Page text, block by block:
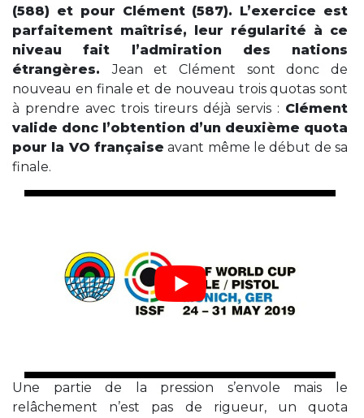
(588) et pour Clément (587). L’exercice est
parfaitement maîtrisé, leur régularité à ce
niveau fait l’admiration des nations
étrangères.Jean et Clément sont donc de
nouveau en finale et de nouveau trois quotas sont
à prendre avec trois tireurs déjà servis : Clément
valide donc l’obtention d’un deuxième quota
pour la VO française avant même le début de sa
finale.
Une partie de la pression s’envole mais le
relâchement n’est pas de rigueur, un quota